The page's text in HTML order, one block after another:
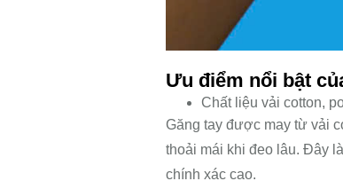
Ưu điểm nổi bật
Chất liệu vải cotton,
Găng tay được may từ vải
thoải mái khi đeo lâu. Đây
chính xác cao.